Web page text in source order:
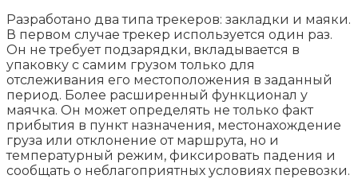
Разработано два типа трекеров: закладки и маяки.
В первом случае трекер используется один раз.
Он не требует подзарядки, вкладывается в
упаковку с самим грузом только для
отслеживания его местоположения в заданный
период. Более расширенный функционал у
маячка. Он может определять не только факт
прибытия в пункт назначения, местонахождение
груза или отклонение от маршрута, но и
температурный режим, фиксировать падения и
сообщать о неблагоприятных условиях перевозки.